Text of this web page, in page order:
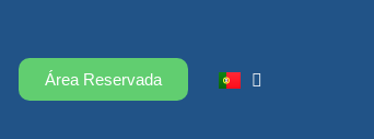
Área Reservada